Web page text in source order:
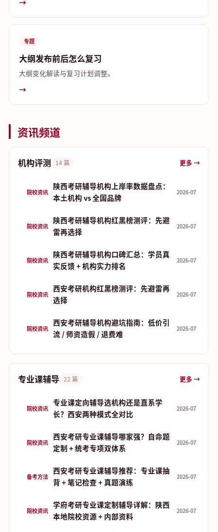
→
专题
大纲发布前后怎么复习
大纲变化解读与复习计划调整。
→
资讯频道
机构评测 14 篇 更多 →
院校资讯
陕西考研辅导机构上岸率数据盘点：
本土机构 vs 全国品牌
2026-07
院校资讯
陕西考研辅导机构红黑榜测评：先避
雷再选择
2026-07
院校资讯
陕西考研辅导机构口碑汇总：学员真
实反馈 + 机构实力排名
2026-07
院校资讯
西安考研机构红黑榜测评：先避雷再
选择
2026-07
院校资讯
西安考研辅导机构避坑指南：低价引
流 / 师资造假 / 退费难
2026-07
专业课辅导 22 篇 更多 →
院校资讯
专业课定向辅导选机构还是直系学
长？西安两种模式全对比
2026-07
院校资讯
西安考研专业课辅导哪家强？自命题
定制 + 统考专项双体系
2026-07
备考方法
西安考研专业课辅导推荐：专业课抽
背 + 笔记检查 + 真题演练
2026-07
院校资讯
学府考研专业课定制辅导详解：陕西
本地院校资源 + 内部资料
2026-07